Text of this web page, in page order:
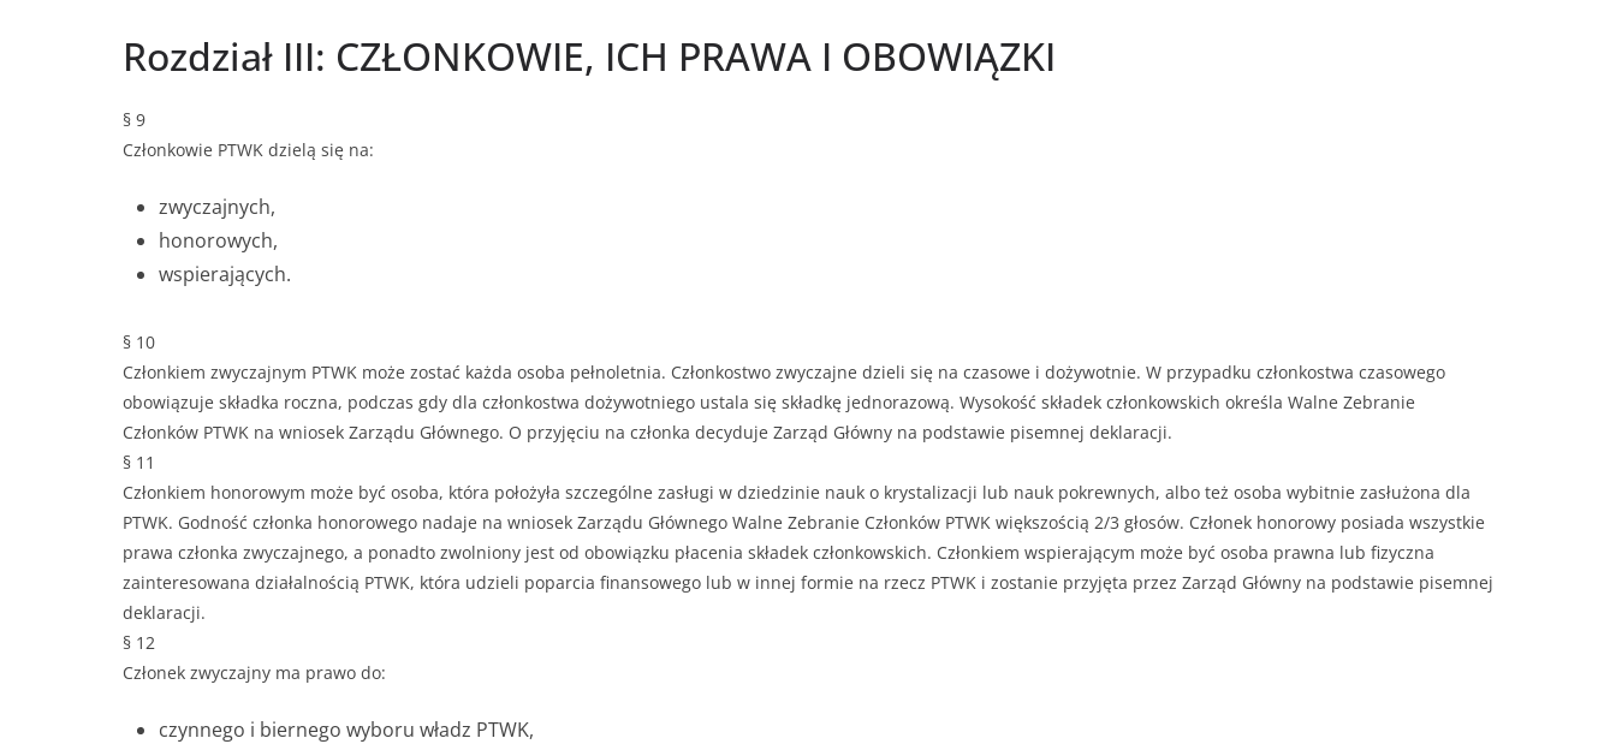
Rozdział III: CZŁONKOWIE, ICH PRAWA I OBOWIĄZKI
§ 9
Członkowie PTWK dzielą się na:
zwyczajnych,
honorowych,
wspierających.
§ 10
Członkiem zwyczajnym PTWK może zostać każda osoba pełnoletnia. Członkostwo zwyczajne dzieli się na czasowe i dożywotnie. W przypadku członkostwa czasowego
obowiązuje składka roczna, podczas gdy dla członkostwa dożywotniego ustala się składkę jednorazową. Wysokość składek członkowskich określa Walne Zebranie
Członków PTWK na wniosek Zarządu Głównego. O przyjęciu na członka decyduje Zarząd Główny na podstawie pisemnej deklaracji.
§ 11
Członkiem honorowym może być osoba, która położyła szczególne zasługi w dziedzinie nauk o krystalizacji lub nauk pokrewnych, albo też osoba wybitnie zasłużona dla
PTWK. Godność członka honorowego nadaje na wniosek Zarządu Głównego Walne Zebranie Członków PTWK większością 2/3 głosów. Członek honorowy posiada wszystkie
prawa członka zwyczajnego, a ponadto zwolniony jest od obowiązku płacenia składek członkowskich. Członkiem wspierającym może być osoba prawna lub fizyczna
zainteresowana działalnością PTWK, która udzieli poparcia finansowego lub w innej formie na rzecz PTWK i zostanie przyjęta przez Zarząd Główny na podstawie pisemnej
deklaracji.
§ 12
Członek zwyczajny ma prawo do:
czynnego i biernego wyboru władz PTWK,